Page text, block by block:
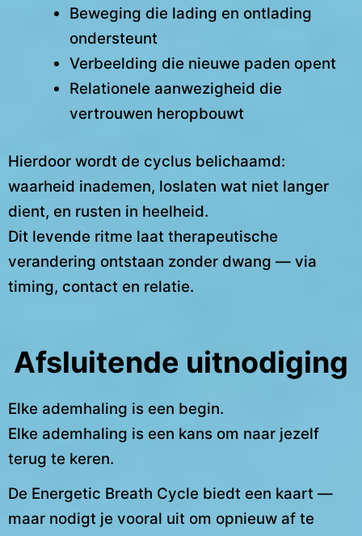
Beweging die lading en ontlading
ondersteunt
Verbeelding die nieuwe paden opent
Relationele aanwezigheid die
vertrouwen heropbouwt
Hierdoor wordt de cyclus belichaamd:
waarheid inademen, loslaten wat niet langer
dient, en rusten in heelheid.
Dit levende ritme laat therapeutische
verandering ontstaan zonder dwang — via
timing, contact en relatie.
Afsluitende uitnodiging
Elke ademhaling is een begin.
Elke ademhaling is een kans om naar jezelf
terug te keren.
De Energetic Breath Cycle biedt een kaart —
maar nodigt je vooral uit om opnieuw af te